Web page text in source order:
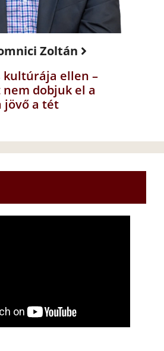
Zoltán
kultúrája ellen –
dobjuk el a
jövő a tét